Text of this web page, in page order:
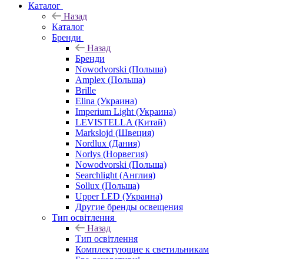
Каталог
Назад
Каталог
Бренди
Назад
Бренди
Nowodvorski (Польша)
Amplex (Польша)
Brille
Elina (Украина)
Imperium Light (Украина)
LEVISTELLA (Китай)
Markslojd (Швеция)
Nordlux (Дания)
Norlys (Норвегия)
Nowodvorski (Польша)
Searchlight (Англия)
Sollux (Польша)
Upper LED (Украина)
Другие бренды освещения
Тип освітлення
Назад
Тип освітлення
Комплектующие к светильникам